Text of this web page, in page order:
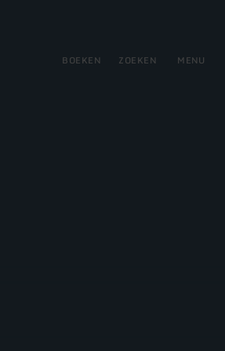
BOEKEN ZOEKEN MENU